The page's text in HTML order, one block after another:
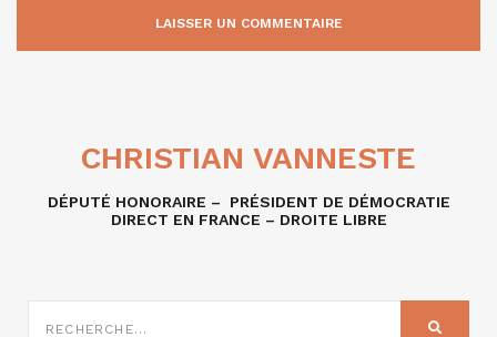
CHRISTIAN VANNESTE
DÉPUTÉ HONORAIRE – PRÉSIDENT DE DÉMOCRATIE
DIRECT EN FRANCE – DROITE LIBRE
SUR